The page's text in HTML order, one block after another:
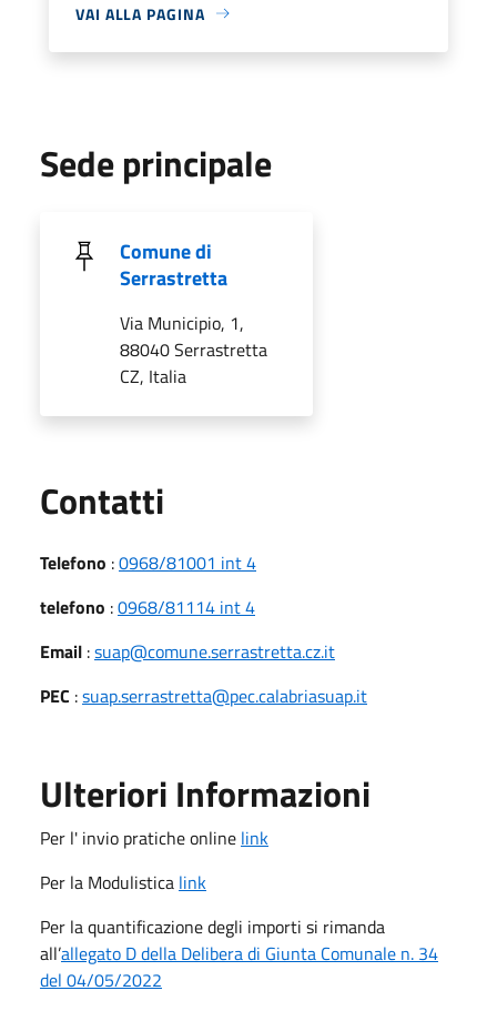
VAI ALLA PAGINA
Sede principale
Comune di
Serrastretta
Via Municipio, 1,
88040 Serrastretta
CZ, Italia
Contatti
Telefono :0968/81001 int 4
telefono :0968/81114 int 4
Email :suap@comune.serrastretta.cz.it
PEC :suap.serrastretta@pec.calabriasuap.it
Ulteriori Informazioni
Per l' invio pratiche online link
Per la Modulistica link
Per la quantificazione degli importi si rimanda
all’allegato D della Delibera di Giunta Comunale n. 34
del 04/05/2022